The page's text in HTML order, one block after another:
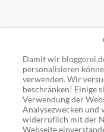
Damit wir
personalisieren
verwenden. Wir
beschränken! Einige
Verwendung der
Analysezwecken und
widerruflich mit der
Webseite